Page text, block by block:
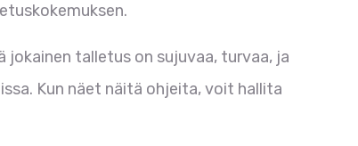
talletus on sujuvaa, turvaa, ja
Kun näet näitä ohjeita, voit hallita